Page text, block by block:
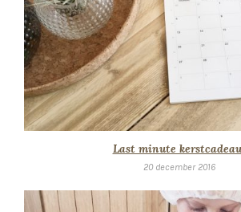
Last minute
20 december 2016